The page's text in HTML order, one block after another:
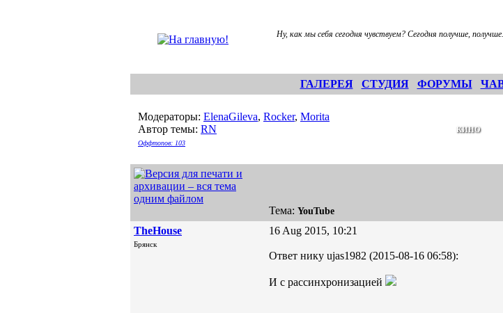
Ну, как мы себя сегодня чувствуем? Сегодня получше, получше.
ГАЛЕРЕЯ СТУДИЯ ФОРУМЫ
Модераторы: ElenaGileva, Rocker, Morita
Автор темы: RN
Оффтопов: 103
КИНО
Тема: YouTube
TheHouse
Брянск
16 Aug 2015, 10:21
Ответ нику ujas1982 (2015-08-16 06:58):
И с рассинхронизацией